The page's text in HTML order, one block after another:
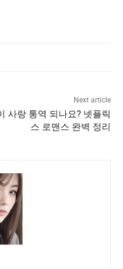
Next article
사랑 통역 되나요? 넷플릭
스 로맨스 완벽 정리